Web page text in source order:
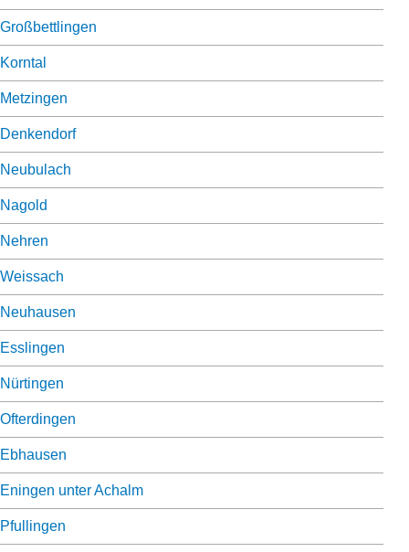
Großbettlingen
Korntal
Metzingen
Denkendorf
Neubulach
Nagold
Nehren
Weissach
Neuhausen
Esslingen
Nürtingen
Ofterdingen
Ebhausen
Eningen unter Achalm
Pfullingen